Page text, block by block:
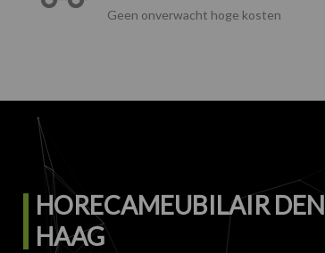
Geen onverwacht hoge kosten
HORECAMEUBILAIR DEN
HAAG